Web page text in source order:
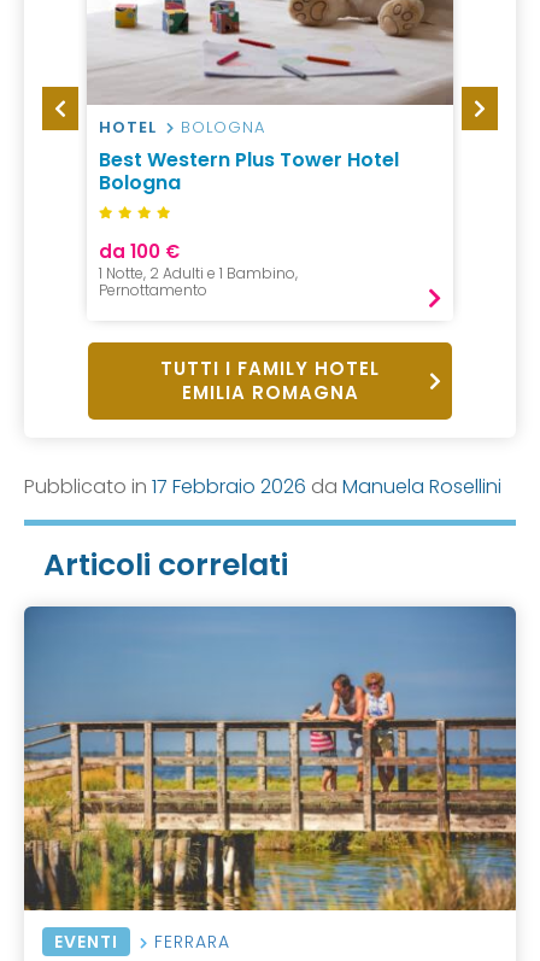
HOTEL BOLOGNA
Best Western Plus Tower Hotel
Bologna
da 100 €
1 Notte, 2 Adulti e 1 Bambino,
Pernottamento
TUTTI I FAMILY HOTEL
EMILIA ROMAGNA
Pubblicato in 17 Febbraio 2026 da Manuela Rosellini
Articoli correlati
EVENTI FERRARA